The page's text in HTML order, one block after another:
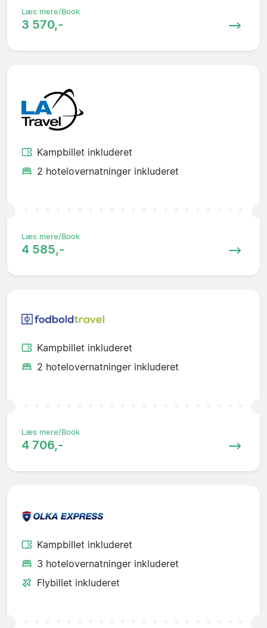
Læs mere/Book
3 570,-
Kampbillet inkluderet
2 hotelovernatninger inkluderet
Læs mere/Book
4 585,-
Kampbillet inkluderet
2 hotelovernatninger inkluderet
Læs mere/Book
4 706,-
Kampbillet inkluderet
3 hotelovernatninger inkluderet
Flybillet inkluderet